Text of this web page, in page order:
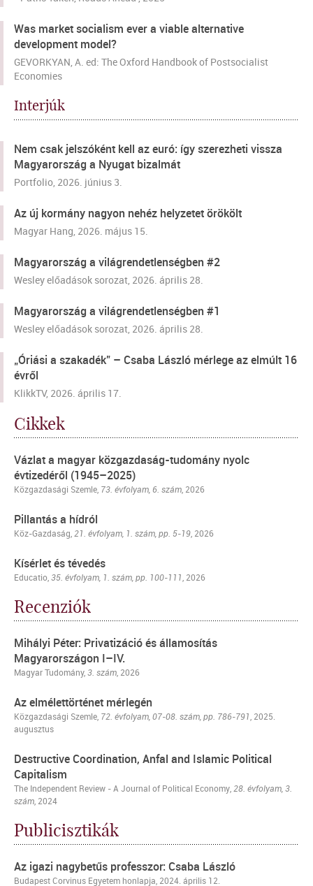
Was market socialism ever a viable alternative
development model?
GEVORKYAN, A. ed: The Oxford Handbook of Postsocialist
Economies
Interjúk
Nem csak jelszóként kell az euró: így szerezheti vissza
Magyarország a Nyugat bizalmát
Portfolio , 2026. június 3.
Az új kormány nagyon nehéz helyzetet örökölt
Magyar Hang , 2026. május 15.
Magyarország a világrendetlenségben #2
Wesley előadások sorozat, 2026. április 28.
Magyarország a világrendetlenségben #1
Wesley előadások sorozat, 2026. április 28.
„Óriási a szakadék” – Csaba László mérlege az elmúlt 16
évről
KlikkTV, 2026. április 17.
Cikkek
Vázlat a magyar közgazdaság-tudomány nyolc
évtizedéről (1945–2025)
Közgazdasági Szemle 73. évfolyam, 6. szám , 2026
Pillantás a hídról
Köz-Gazdaság, 21. évfolyam, 1. szám, pp. 5-19 , 2026
Kísérlet és tévedés
Educatio, 35. évfolyam, 1. szám, pp. 100-111 , 2026
Recenziók
Mihályi Péter: Privatizáció és államosítás
Magyarországon I–IV.
Magyar Tudomány, 3. szám , 2026
Az elmélettörténet mérlegén
Közgazdasági Szemle 72. évfolyam, 07-08. szám, pp. 786-791 , 2025.
augusztus
Destructive Coordination, Anfal and Islamic Political
Capitalism
The Independent Review - A Journal of Political Economy 28. évfolyam, 3.
szám , 2024
Publicisztikák
Az igazi nagybetűs professzor: Csaba László
Budapest Corvinus Egyetem honlapja , 2024. április 12.